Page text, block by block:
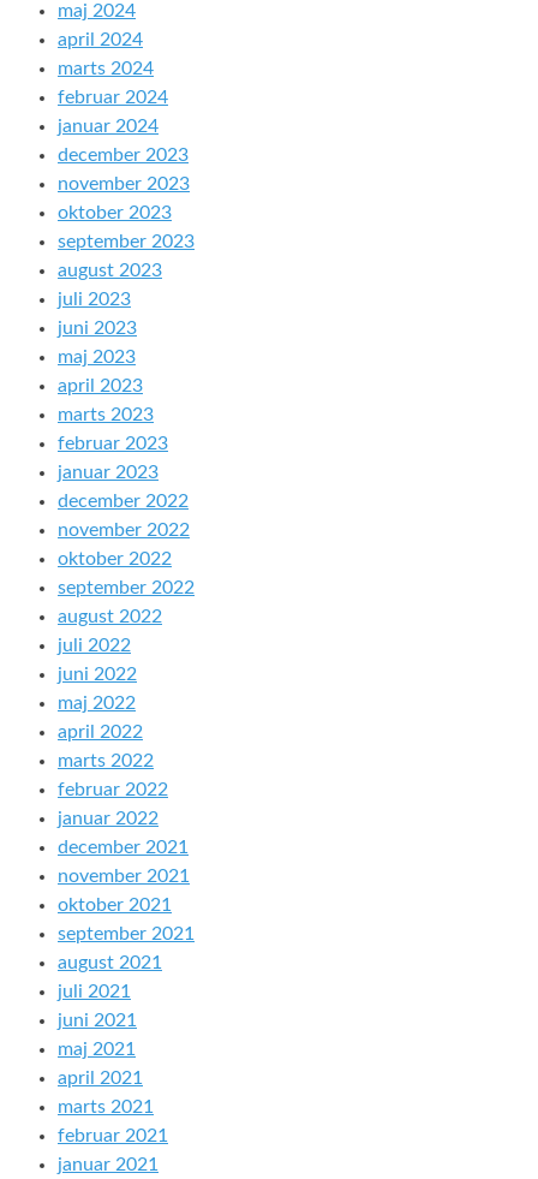
maj 2024
april 2024
marts 2024
februar 2024
januar 2024
december 2023
november 2023
oktober 2023
september 2023
august 2023
juli 2023
juni 2023
maj 2023
april 2023
marts 2023
februar 2023
januar 2023
december 2022
november 2022
oktober 2022
september 2022
august 2022
juli 2022
juni 2022
maj 2022
april 2022
marts 2022
februar 2022
januar 2022
december 2021
november 2021
oktober 2021
september 2021
august 2021
juli 2021
juni 2021
maj 2021
april 2021
marts 2021
februar 2021
januar 2021